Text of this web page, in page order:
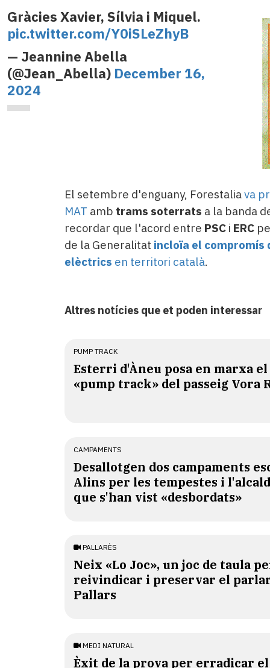
Gràcies Xavier, Sílvia i Miquel.
pic.twitter.com/Y0iSLeZhyB
— Jeannine Abella
(@Jean_Abella) December 16,
2024
El setembre d'enguany, Forestaliava
MAT amb trams soterrats a la banda
recordar que l'acord entre PSCi ERC
de la Generalitat incloïa el compromís
elèctrics en territori català.
Altres notícies que et poden interessar
PUMP TRACK
Esterri d'Àneu posa en marxa
«pump track» del passeig Vora
CAMPAMENTS
​Desallotgen dos campaments
Alins per les tempestes i
que s'han vist «desbordats»
PALLARÈS
​Neix «Lo Joc», un joc de taula
reivindicar i preservar el
Pallars
MEDI NATURAL
Èxit de la prova per erradicar